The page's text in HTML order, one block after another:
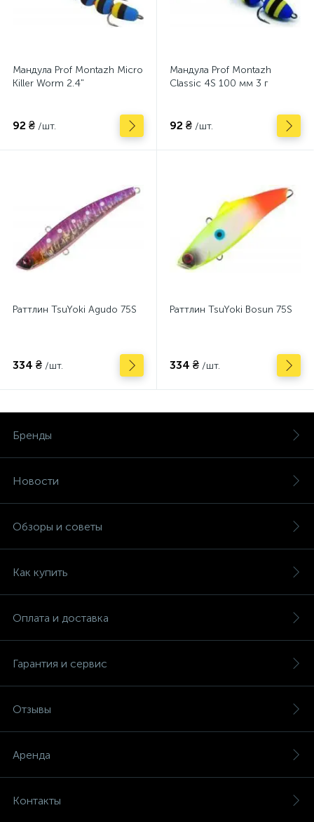
Мандула Prof Montazh Micro
Killer Worm 2.4"
92 ₴ /шт.
Мандула Prof Montazh
Classic 4S 100 мм 3 г
92 ₴ /шт.
Раттлин TsuYoki Agudo 75S
334 ₴ /шт.
Раттлин TsuYoki Bosun 75S
334 ₴ /шт.
Бренды
Новости
Обзоры и советы
Как купить
Оплата и доставка
Гарантия и сервис
Отзывы
Аренда
Контакты